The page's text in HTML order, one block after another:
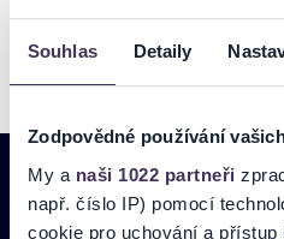
Souhlas Detaily
Zodpovědné používání
My a naši 1022 partneři
např. číslo IP) pomocí
cookie pro uchování a